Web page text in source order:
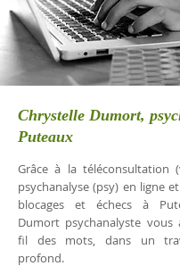
Chrystelle Dumort,
Puteaux
Grâce à la téléconsultation
psychanalyse (psy) en ligne
blocages et échecs à
Dumort psychanalyste vous
fil des mots, dans un
profond.